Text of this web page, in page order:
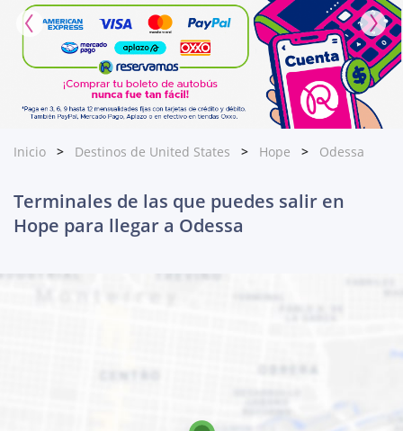
Inicio Destinos de United States Hope Odessa
Terminales de las que puedes salir en
Hope para llegar a Odessa